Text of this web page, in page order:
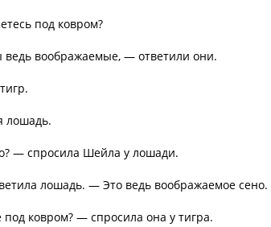
под ковром?
воображаемые, — ответили они.
лошадь.
— спросила Шейла у лошади.
лошадь. — Это ведь воображаемое сено.
ковром? — спросила она у тигра.